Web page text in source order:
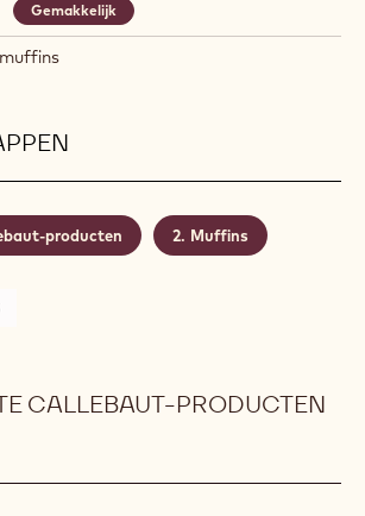
Gemakkelijk
producten Muffins
CALLEBAUT-PRODUCTEN